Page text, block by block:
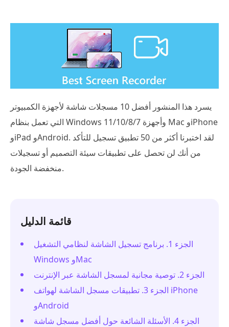
يسرد هذا المنشور أفضل 10 مسجلات شاشة لأجهزة الكمبيوتر
التي تعمل بنظام Windows 11/10/8/7 وأجهزة Mac وiPhone
وiPad وAndroid. لقد اختبرنا أكثر من 50 تطبيق تسجيل للتأكد
من أنك لن تحصل على تطبيقات سيئة التصميم أو تسجيلات
منخفضة الجودة.
قائمة الدليل
الجزء 1. برنامج تسجيل الشاشة لنظامي التشغيل
Windows وMac
الجزء 2. توصية مجانية لمسجل الشاشة عبر الإنترنت
الجزء 3. تطبيقات مسجل الشاشة لهواتف iPhone
وAndroid
الجزء 4. الأسئلة الشائعة حول أفضل مسجل شاشة